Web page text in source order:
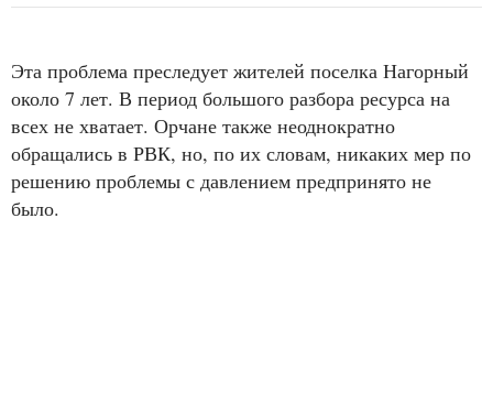
Эта проблема преследует жителей поселка Нагорный
около 7 лет. В период большого разбора ресурса на
всех не хватает. Орчане также неоднократно
обращались в РВК, но, по их словам, никаких мер по
решению проблемы с давлением предпринято не
было.